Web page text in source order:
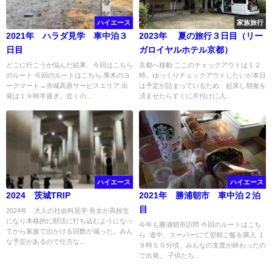
ハイエース
2021年 ハラダ見学 車中泊３
日目
どこに行こうか悩んだ結果、今回はこちら
のルート 今回のルートはこちら 厚木のヨ
ークマート→赤城高原サービスエリア 出
発は１９時半過ぎ。近くの...
家族旅行
2023年 夏の旅行３日目（リー
ガロイヤルホテル京都）
京都へ移動 ここのチェックアウトは１２
時。ゆっくりチェックアウトしたいが本日
は予定が詰まっているため、起床し朝食を
済ませたらすぐに片付けに入...
ハイエース
2024 茨城TRIP
2024年 大人の社会科見学 長女が高校生
になり本格的に部活に打ち込むようになっ
てから家族で出かける回数が減った。みん
な予定があるので仕方な...
ハイエース
2021年 勝浦朝市 車中泊２泊
目
今年も勝浦朝市訪問 今回のルートはこち
ら 道中、スーパーにて翌朝ご飯を購入 １
９時５０分頃、みんなの支度が終わったの
で出発。 子供たち...